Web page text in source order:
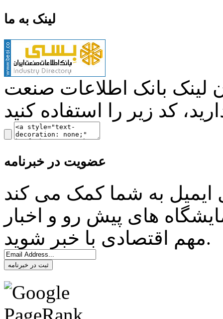
لینک به ما
لینک بانک اطلاعات صنعت
عضویت در خبرنامه
ایمیل به شما کمک می کند
های پیش رو و اخبار
مهم اقتصادی با خبر شوید.
ثبت در خبرنامه